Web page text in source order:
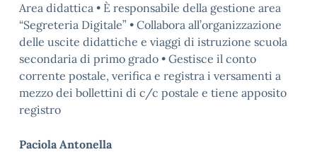
Area didattica • È responsabile della gestione area
“Segreteria Digitale” • Collabora all’organizzazione
delle uscite didattiche e viaggi di istruzione scuola
secondaria di primo grado • Gestisce il conto
corrente postale, verifica e registra i versamenti a
mezzo dei bollettini di c/c postale e tiene apposito
registro
Paciola Antonella